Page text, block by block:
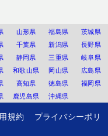
山形県 福島県
茨城県
千葉県 新潟県
長野県
静岡県 三重県
岐阜県
和歌山県 岡山県
広島県
高知県 徳島県
福岡県
鹿児島県 沖縄県
規約
プライバシーポリ